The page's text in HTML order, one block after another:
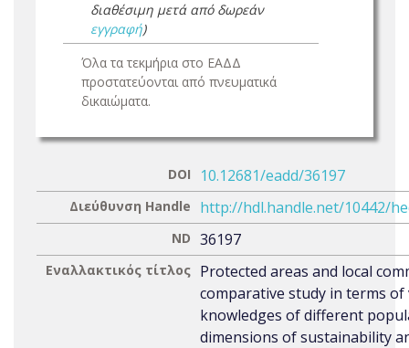
διαθέσιμη μετά από δωρεάν
εγγραφή)
Όλα τα τεκμήρια στο ΕΑΔΔ
προστατεύονται από πνευματικά
δικαιώματα.
DOI 10.12681/eadd/36197
Διεύθυνση Handle http://hdl.handle.net/10442/
ND 36197
Εναλλακτικός τίτλος Protected areas and local
comparative study in terms of
knowledges of different
dimensions of sustainability